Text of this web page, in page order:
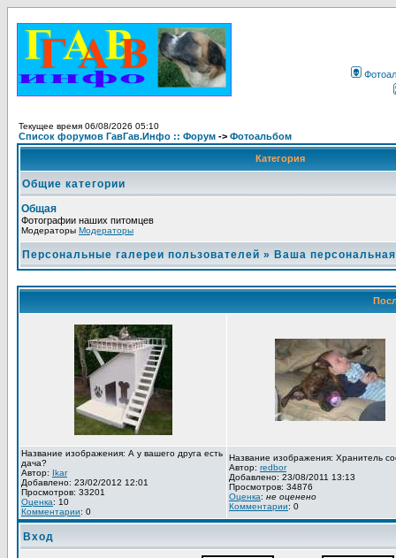
Текущее время 06/08/2026 05:10
Список форумов ГавГав.Инфо :: Форум -> Фотоальбом
Категория
Общие категории
Общая
Фотографии наших питомцев
Модераторы Модераторы
Персональные галереи пользователей » Ваша
Название изображения: А у вашего друга есть
дача?
Автор: Ikar
Добавлено: 23/02/2012 12:01
Просмотров: 33201
Оценка: 10
Комментарии: 0
Название изображения: Хранитель
Автор: redbor
Добавлено: 23/08/2011 13:13
Просмотров: 34876
Оценка: не оценено
Комментарии: 0
Вход